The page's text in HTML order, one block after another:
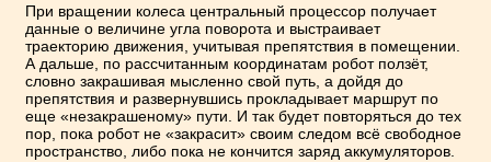
При вращении колеса центральный процессор получает
данные о величине угла поворота и выстраивает
траекторию движения, учитывая препятствия в помещении.
А дальше, по рассчитанным координатам робот ползёт,
словно закрашивая мысленно свой путь, а дойдя до
препятствия и развернувшись прокладывает маршрут по
еще «незакрашеному» пути. И так будет повторяться до тех
пор, пока робот не «закрасит» своим следом всё свободное
пространство, либо пока не кончится заряд аккумуляторов.